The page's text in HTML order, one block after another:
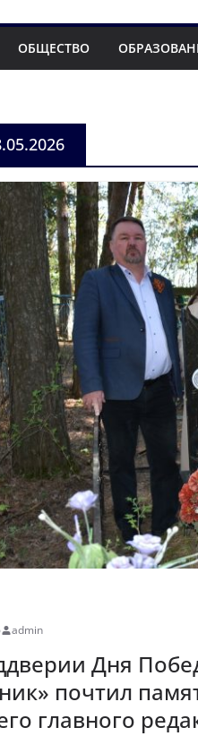
ОБЩЕСТВО
admin
Дня
почтил
главного